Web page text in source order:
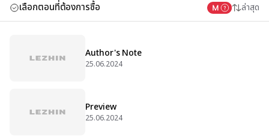
เลือกตอนที่ต้องการซื้อ ล่าสุด
Author's Note
25.06.2024
Preview
25.06.2024